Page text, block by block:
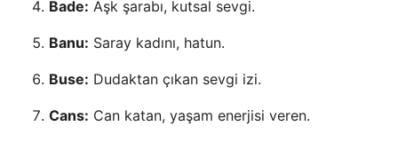
Bade: Aşk şarabı, kutsal sevgi.
Banu: Saray kadını, hatun.
Buse: Dudaktan çıkan sevgi izi.
Cans: Can katan, yaşam enerjisi veren.